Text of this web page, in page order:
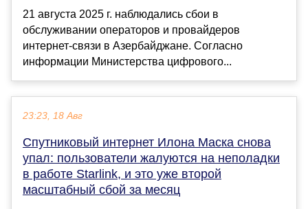
21 августа 2025 г. наблюдались сбои в
обслуживании операторов и провайдеров
интернет-связи в Азербайджане. Согласно
информации Министерства цифрового...
23:23, 18 Авг
Спутниковый интернет Илона Маска снова
упал: пользователи жалуются на неполадки
в работе Starlink, и это уже второй
масштабный сбой за месяц